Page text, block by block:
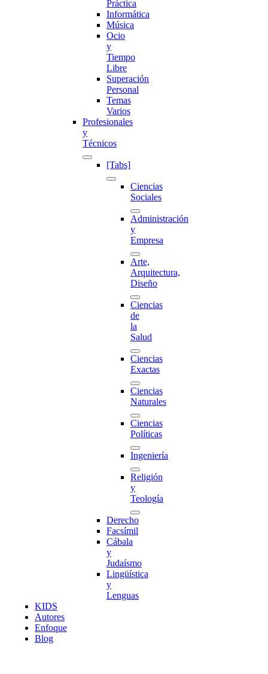
Práctica
Informática
Música
Ocio
y
Tiempo
Libre
Superación
Personal
Temas
Varios
Profesionales
y
Técnicos
[Tabs]
Ciencias
Sociales
Administración
y
Empresa
Arte,
Arquitectura,
Diseño
Ciencias
de
la
Salud
Ciencias
Exactas
Ciencias
Naturales
Ciencias
Políticas
Ingeniería
Religión
y
Teología
Derecho
Facsímil
Cábala
y
Judaísmo
Lingüística
y
Lenguas
KIDS
Autores
Enfoque
Blog